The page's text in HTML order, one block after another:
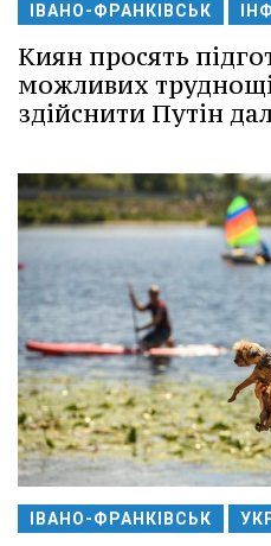
ІВАНО-ФРАНКІВСЬК
Киян просять
можливих
здійснити Путін
ІВАНО-ФРАНКІВСЬК